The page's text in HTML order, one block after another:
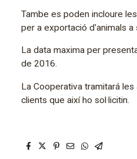
Tambe es poden incloure
per a exportació d'animals a
La data maxima per
de 2016.
La Cooperativa tramitará
clients que així ho sol·licitin.